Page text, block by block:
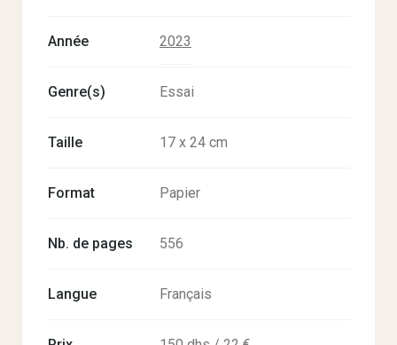
Année 2023
Genre(s) Essai
Taille 17 x 24 cm
Format Papier
Nb. de pages 556
Langue Français